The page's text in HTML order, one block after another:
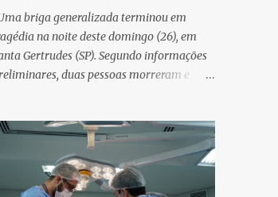
oficial da instituição
Na sequência, entrou em contato
telefone e encaminhou um link,
a vítima a acessá-lo pelo
a conta bancária ficou
por algumas horas. Sem
acessar o sistema, a vítima tentou
contato com o suposto gerente,
briga generalizada terminou em
na noite deste domingo (26), em
Gertrudes (SP). Segundo informações
duas pessoas morreram e
O caso aconteceu por volta das
na região da Avenida João Vitte. De
com as primeiras informações, a
teria começado dentro do